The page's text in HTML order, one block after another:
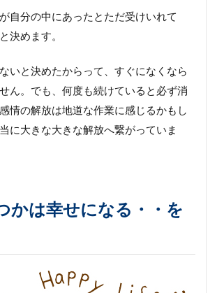
自分の中にあったとただ受けいれて
決めます。
いと決めたからって、すぐになくなら
ん。でも、何度も続けていると必ず消
情の解放は地道な作業に感じるかもし
に大きな大きな解放へ繋がっていま
かは幸せになる・・を